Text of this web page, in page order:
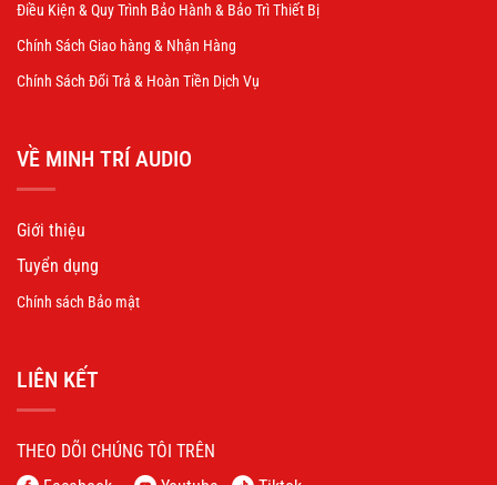
Điều Kiện & Quy Trình Bảo Hành & Bảo Trì Thiết Bị
Chính Sách Giao hàng & Nhận Hàng
Chính Sách Đổi Trả & Hoàn Tiền Dịch Vụ
VỀ MINH TRÍ AUDIO
Giới thiệu
Tuyển dụng
Chính sách Bảo mật
LIÊN KẾT
THEO DÕI CHÚNG TÔI TRÊN